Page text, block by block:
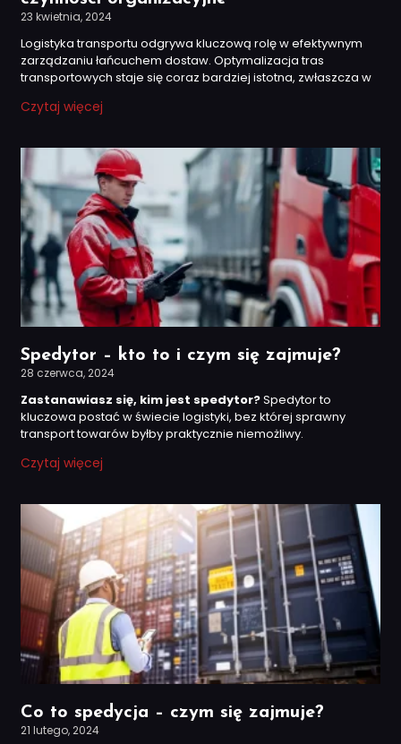
23 kwietnia, 2024
Logistyka transportu odgrywa kluczową rolę w efektywnym
zarządzaniu łańcuchem dostaw. Optymalizacja tras
transportowych staje się coraz bardziej istotna, zwłaszcza w
Czytaj więcej
Spedytor – kto to i czym się zajmuje?
28 czerwca, 2024
Zastanawiasz się, kim jest spedytor?Spedytor to
kluczowa postać w świecie logistyki, bez której sprawny
transport towarów byłby praktycznie niemożliwy.
Czytaj więcej
Co to spedycja – czym się zajmuje?
21 lutego, 2024